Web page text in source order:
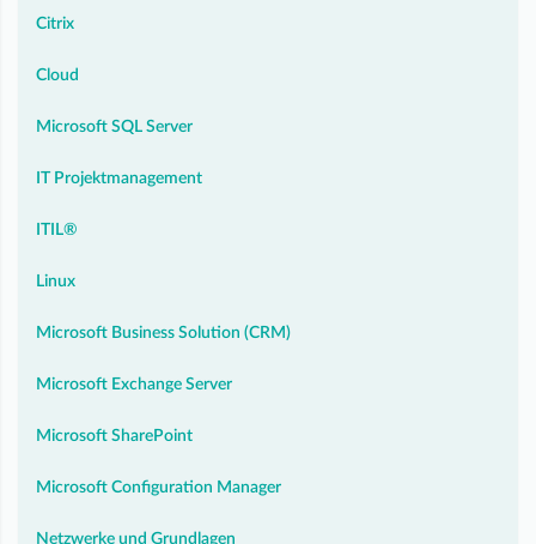
Citrix
Cloud
Microsoft SQL Server
IT Projektmanagement
ITIL®
Linux
Microsoft Business Solution (CRM)
Microsoft Exchange Server
Microsoft SharePoint
Microsoft Configuration Manager
Netzwerke und Grundlagen